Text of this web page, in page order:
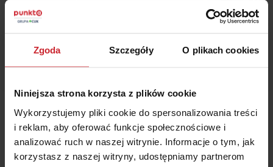
Zgoda Szczegóły O plikach cookies
Niniejsza strona korzysta z plików cookie
Wykorzystujemy pliki cookie do spersonalizowania treści
i reklam, aby oferować funkcje społecznościowe i
analizować ruch w naszej witrynie. Informacje o tym, jak
korzystasz z naszej witryny, udostępniamy partnerom
Podsumowanie
Współwłasność samochodu oznacza, że pojazd